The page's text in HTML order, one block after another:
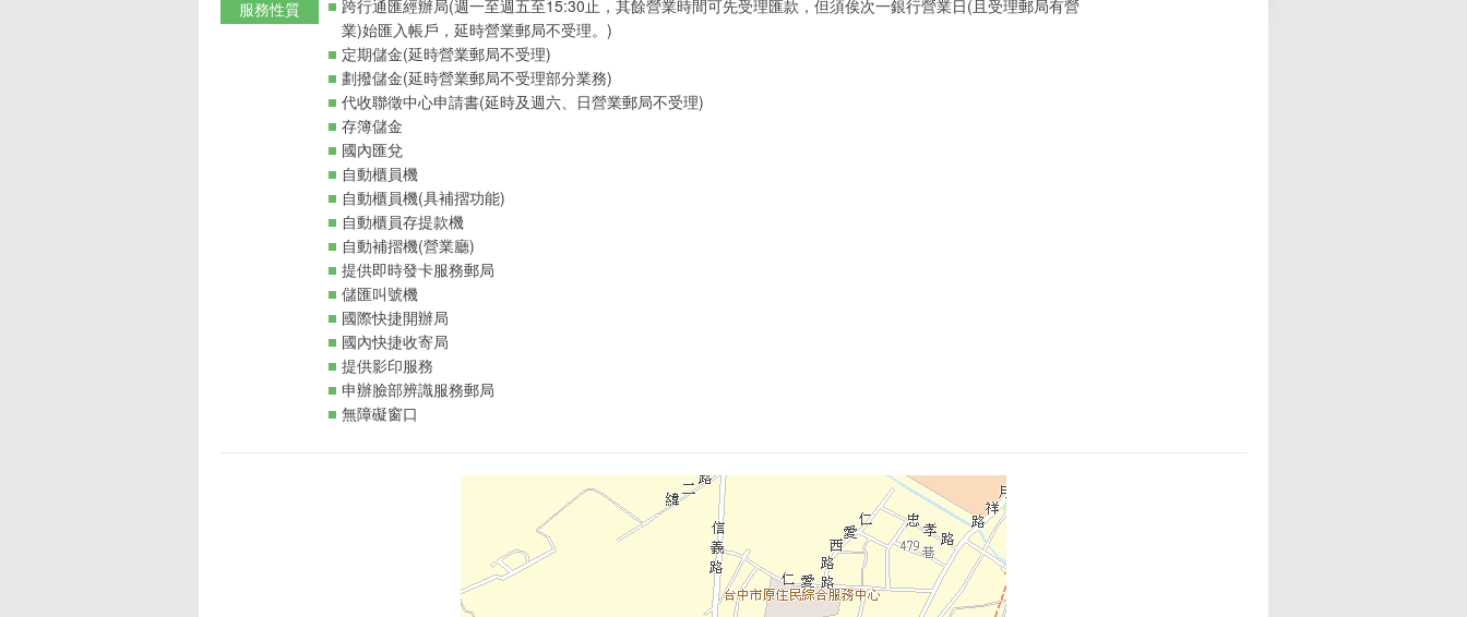
服務性質
跨行通匯經辦局(週一至週五至15:30止，其餘營業時間可先受理匯款，但須俟次一銀行營業日(且受理郵局有營
業)始匯入帳戶，延時營業郵局不受理。)
定期儲金(延時營業郵局不受理)
劃撥儲金(延時營業郵局不受理部分業務)
代收聯徵中心申請書(延時及週六、日營業郵局不受理)
存簿儲金
國內匯兌
自動櫃員機
自動櫃員機(具補摺功能)
自動櫃員存提款機
自動補摺機(營業廳)
提供即時發卡服務郵局
儲匯叫號機
國際快捷開辦局
國內快捷收寄局
提供影印服務
申辦臉部辨識服務郵局
無障礙窗口